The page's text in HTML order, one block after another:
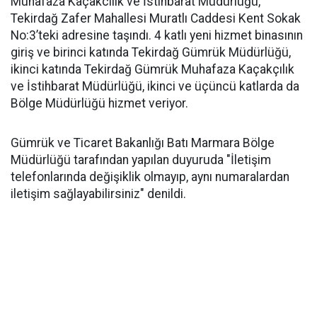
Tekirdağ Zafer Mahallesi Muratlı Caddesi Kent Sokak
No:3’teki adresine taşındı. 4 katlı yeni hizmet binasının
giriş ve birinci katında Tekirdağ Gümrük Müdürlüğü,
ikinci katında Tekirdağ Gümrük Muhafaza Kaçakçılık
ve İstihbarat Müdürlüğü, ikinci ve üçüncü katlarda da
Bölge Müdürlüğü hizmet veriyor.
Gümrük ve Ticaret Bakanlığı Batı Marmara Bölge
Müdürlüğü tarafından yapılan duyuruda "İletişim
telefonlarında değişiklik olmayıp, aynı numaralardan
iletişim sağlayabilirsiniz" denildi.